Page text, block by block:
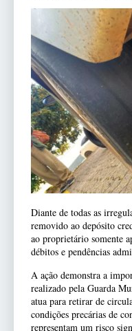
Diante de todas as
removido ao depósito
ao proprietário somente
débitos e pendências
A ação demonstra a
realizado pela Guarda
atua para retirar de
condições precárias de
representam um risco